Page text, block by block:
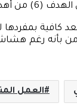
الصحي للجميع.
كافية
رغم
العمل